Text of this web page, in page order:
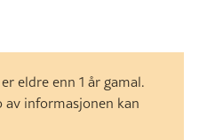
eldre enn 1 år gamal.
informasjonen kan